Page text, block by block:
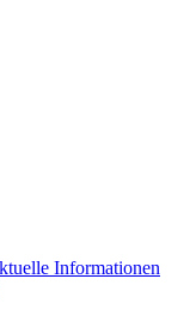
Informationen